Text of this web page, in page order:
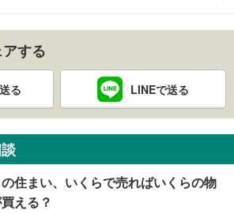
する
る LINEで送る
住まい、いくらで売ればいくらの物
える？